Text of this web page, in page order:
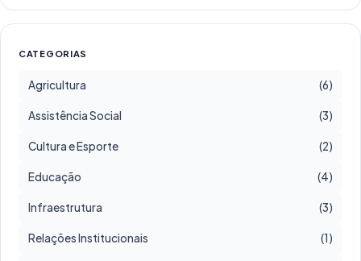
CATEGORIAS
Agricultura (6)
Assistência Social (3)
Cultura e Esporte (2)
Educação (4)
Infraestrutura (3)
Relações Institucionais (1)